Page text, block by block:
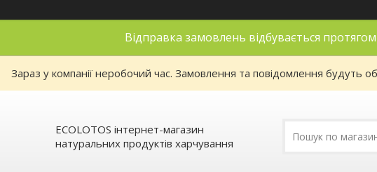
Відправка замовлень відбувається
Зараз у компанії неробочий час. Замовлення та повідомлення будуть
ECOLOTOS інтернет-магазин
натуральних продуктів харчування